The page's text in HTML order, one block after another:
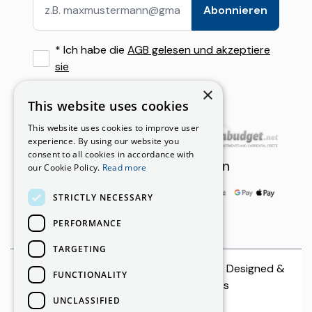
Crete, Greece Mietbedingungen
Falassarna mit dem Mietwagen: Route, Parken &
Flughafentransfer oder Mietwagen auf Kreta: Was
Günstige Mietwagenoptionen auf Kreta: Sparen,
Abonnieren
* Ich habe die AGB gelesen und akzeptiere
sie
Unsere Partner
Zahlungsmöglichkeiten
© 2026 CreteCars | All rights reserved. Designed &
Netmechanics
×
This website uses cookies
This website uses cookies to improve user
experience. By using our website you
consent to all cookies in accordance with
our Cookie Policy. Read more
STRICTLY NECESSARY
PERFORMANCE
TARGETING
FUNCTIONALITY
UNCLASSIFIED